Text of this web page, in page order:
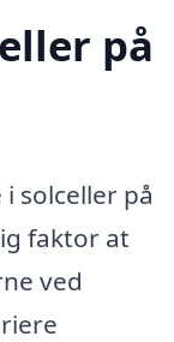
på
solceller på
faktor at
ved